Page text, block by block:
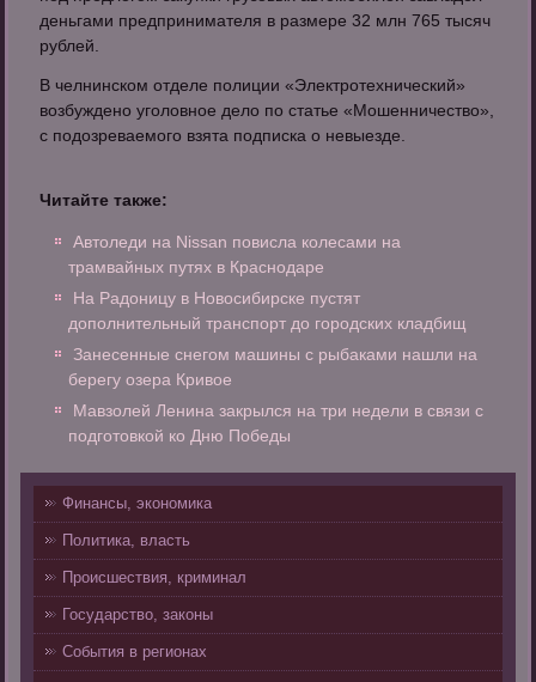
деньгами предпринимателя в размере 32 млн 765 тысяч
рублей.
В челнинском отделе полиции «Электротехнический»
возбуждено уголовное дело по статье «Мошенничество»,
с подозреваемого взята подписка о невыезде.
Читайте также:
Автоледи на Nissan повисла колесами на
трамвайных путях в Краснодаре
На Радоницу в Новосибирске пустят
дополнительный транспорт до городских кладбищ
Занесенные снегом машины с рыбаками нашли на
берегу озера Кривое
Мавзолей Ленина закрылся на три недели в связи с
подготовкой ко Дню Победы
Финансы, экономика
Политика, власть
Происшествия, криминал
Государство, законы
События в регионах